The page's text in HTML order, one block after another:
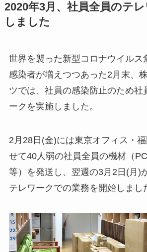
2020年3月、社員全員のテ
しました
世界を襲った新型コロナウイルス
感染者が増えつつあった2月末、
ツでは、社員の感染防止のため社
ークを実施しました。
2月28日(金)には東京オフィス・
せて40人弱の社員全員の機材（
等）を発送し、翌週の3月2日(月)
テレワークでの業務を開始しまし